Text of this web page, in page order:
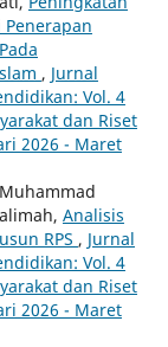
, Jurnal
Vol. 4
dan Riset
2026 - Maret
Analisis
RPS , Jurnal
Vol. 4
dan Riset
2026 - Maret